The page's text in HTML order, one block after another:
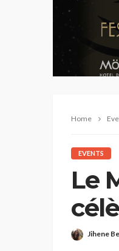
Home
EVENTS
Le
Jihene